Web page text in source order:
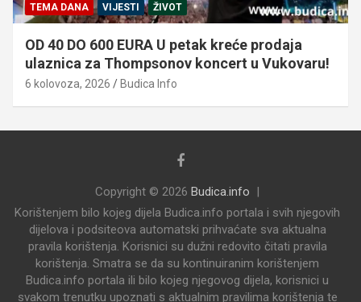
TEMA DANA VIJESTI ŽIVOT
OD 40 DO 600 EURA U petak kreće prodaja
ulaznica za Thompsonov koncert u Vukovaru!
6 kolovoza, 2026 Budica Info
Copyright © 2026 Budica.info
Korištenjem bilo kojeg dijela Budica.info portala i svih njegovih
dijelova i podsiteova automatski prihvaćate sva aktualna
pravila korištenja. Korisnici su dužni redovito čitati pravila
korištenja. Smatra se da su kontinuiranim korištenjem
Budica.info portala ili bilo kojeg njegovog dijela, korisnici u
svakom trenutku upoznati s aktualnim pravilima korištenja te